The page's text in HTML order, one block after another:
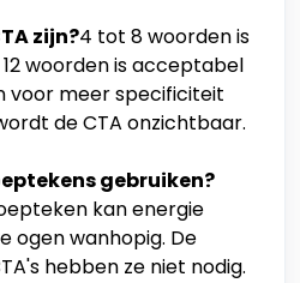
zijn?4 tot 8 woorden is
woorden is acceptabel
voor meer specificiteit
de CTA onzichtbaar.
gebruiken?
kan energie
ogen wanhopig. De
hebben ze niet nodig.